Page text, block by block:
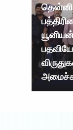
யூனியன்